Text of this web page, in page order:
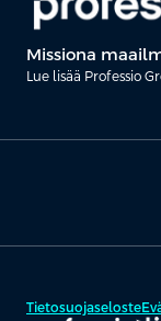
Missiona
Lue lisää Professio
Tietosuojaseloste